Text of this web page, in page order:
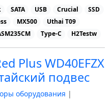
SATA USB Crucial
SSD
MX500
Uthai T09
Type-C H2Testw
Plus WD40EFZX
подвес
оборудования |